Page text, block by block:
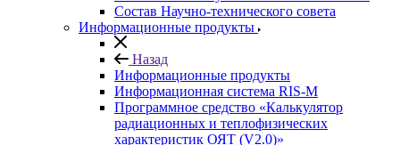
Состав Научно-технического совета
Информационные продукты
Назад
Информационные продукты
Информационная система RIS-M
Программное средство «Калькулятор
радиационных и теплофизических
характеристик ОЯТ (V2.0)»